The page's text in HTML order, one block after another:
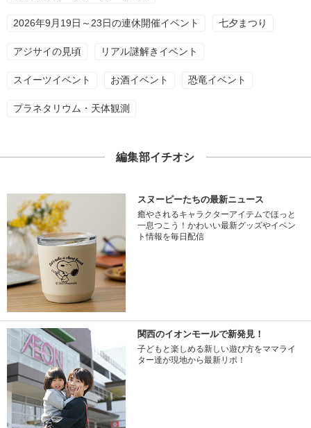
2026年9月19日～23日の連休開催イベント 七夕まつり
アジサイの見頃 リアル謎解きイベント
スイーツイベント お酒イベント 恐竜イベント
プラネタリウム・天体観測
編集部イチオシ
スヌーピーたちの最新ニュース
癒やされるキャラクターアイテムでほっと
一息つこう！かわいい最新グッズやイベン
ト情報を毎日配信
関西のイオンモールで新発見！
子どもと楽しめる新しい遊び方をママライ
ター達が現地から最新リポ！